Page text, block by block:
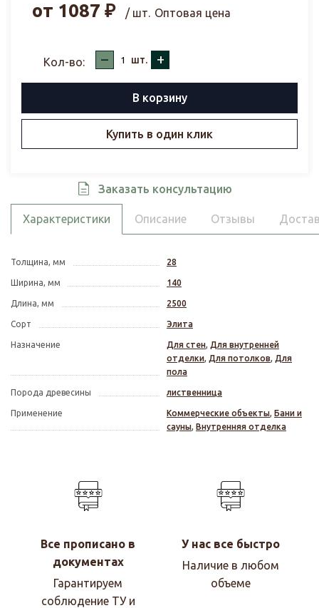
от 1087 ₽ / шт. Оптовая цена
Кол-во: – шт. +
В корзину
Купить в один клик
Заказать консультацию
Характеристики Описание Отзывы
Толщина, мм 28
Ширина, мм 140
Длина, мм 2500
Сорт Элита
Назначение Для стен, Для внутренней
отделки, Для потолков, Для
пола
Порода древесины лиственница
Применение Коммерческие объекты, Бани и
сауны, Внутренняя отделка
Все прописано в
документах
Гарантируем
соблюдение ТУ и
У нас все быстро
Наличие в любом
объеме